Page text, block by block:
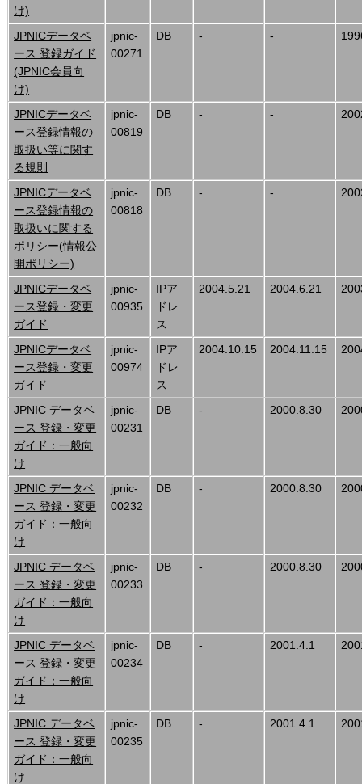
け)
JPNICデータベ
ース 登録ガイド
(JPNIC会員向
け)
jpnic-
00271
DB - -
JPNICデータベ
ース登録情報の
取扱い等に関す
る規則
jpnic-
00819
DB - -
JPNICデータベ
ース登録情報の
取扱いに関する
ポリシー(情報公
開ポリシー)
jpnic-
00818
DB - -
JPNICデータベ
ース登録・変更
ガイド
jpnic-
00935
IPア
ドレ
ス
2004.5.21 2004.6.21
JPNICデータベ
ース登録・変更
ガイド
jpnic-
00974
IPア
ドレ
ス
2004.10.15 2004.11.15
JPNIC データベ
ース 登録・変更
ガイド：一般向
け
jpnic-
00231
DB - 2000.8.30
JPNIC データベ
ース 登録・変更
ガイド：一般向
け
jpnic-
00232
DB - 2000.8.30
JPNIC データベ
ース 登録・変更
ガイド：一般向
け
jpnic-
00233
DB - 2000.8.30
JPNIC データベ
ース 登録・変更
ガイド：一般向
け
jpnic-
00234
DB - 2001.4.1
JPNIC データベ
ース 登録・変更
ガイド：一般向
け
jpnic-
00235
DB - 2001.4.1